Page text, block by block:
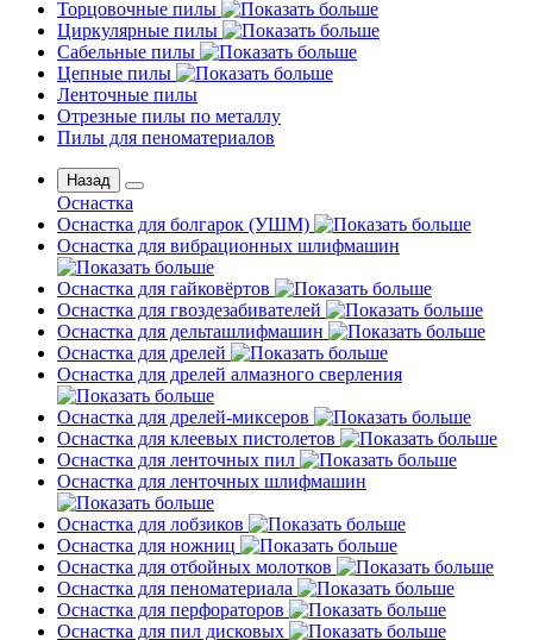
Торцовочные пилы
Циркулярные пилы
Сабельные пилы
Цепные пилы
Ленточные пилы
Отрезные пилы по металлу
Пилы для пеноматериалов
Назад
Оснастка
Оснастка для болгарок (УШМ)
Оснастка для вибрационных шлифмашин
Оснастка для гайковёртов
Оснастка для гвоздезабивателей
Оснастка для дельташлифмашин
Оснастка для дрелей
Оснастка для дрелей алмазного сверления
Оснастка для дрелей-миксеров
Оснастка для клеевых пистолетов
Оснастка для ленточных пил
Оснастка для ленточных шлифмашин
Оснастка для лобзиков
Оснастка для ножниц
Оснастка для отбойных молотков
Оснастка для пеноматериала
Оснастка для перфораторов
Оснастка для пил дисковых